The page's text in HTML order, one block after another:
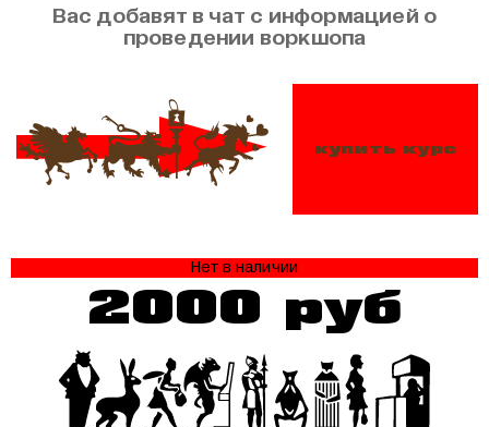
Вас добавят в чат с информацией о
проведении воркшопа
купить курс
Нет в наличии
2000 руб